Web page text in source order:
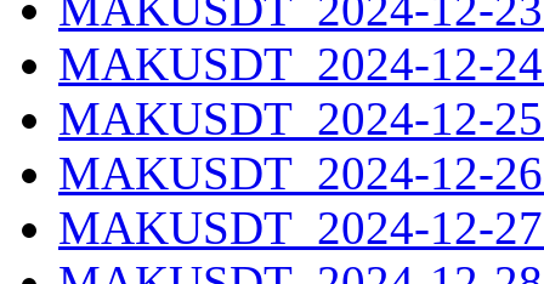
MAKUSDT_2024-12-
MAKUSDT_2024-12-
MAKUSDT_2024-12-
MAKUSDT_2024-12-